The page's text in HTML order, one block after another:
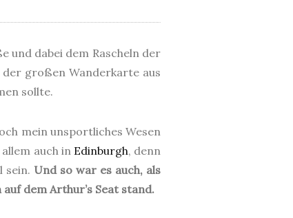
und dabei dem Rascheln der
großen Wanderkarte aus
sollte.
mein unsportliches Wesen
auch in Edinburgh, denn
sein. Und so war es auch, als
dem Arthur’s Seat stand.